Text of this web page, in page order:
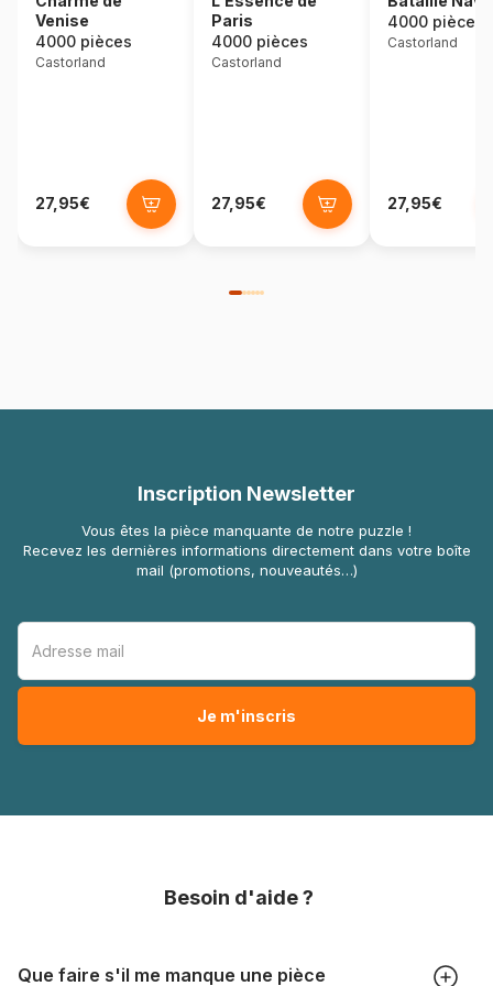
Venise
4000 pièces
Castorland
27,95€
Paris
4000 pièces
Castorland
27,95€
4000 pièces
Castorland
27,95€
Inscription Newsletter
Vous êtes la pièce manquante de notre puzzle !
Recevez les dernières informations directement dans votre boîte
mail (promotions, nouveautés…)
Besoin d'aide ?
Que faire s'il me manque une pièce